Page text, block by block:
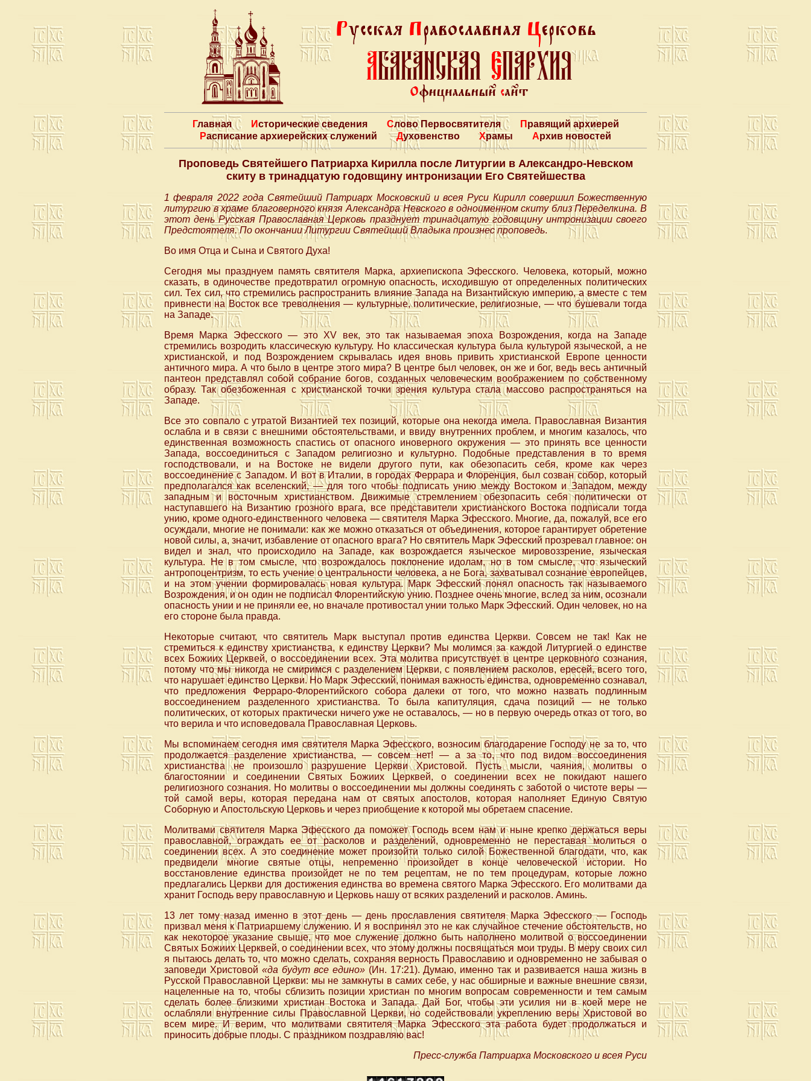
Главная Исторические сведения Слово Первосвятителя
Правящий архиерей
Расписание архиерейских служений
Духовенство Храмы Архив новостей
Проповедь Святейшего Патриарха Кирилла после Литургии в Александро-Невском
скиту в тринадцатую годовщину интронизации Его Святейшества
1 февраля 2022 года Святейший Патриарх Московский и всея Руси Кирилл совершил Божественную
литургию в храме благоверного князя Александра Невского в одноименном скиту близ Переделкина. В
этот день Русская Православная Церковь празднует тринадцатую годовщину интронизации своего
Предстоятеля. По окончании Литургии Святейший Владыка произнес проповедь.
Во имя Отца и Сына и Святого Духа!
Сегодня мы празднуем память святителя Марка, архиепископа Эфесского. Человека, который, можно
сказать, в одиночестве предотвратил огромную опасность, исходившую от определенных политических
сил. Тех сил, что стремились распространить влияние Запада на Византийскую империю, а вместе с тем
привнести на Восток все треволнения — культурные, политические, религиозные, — что бушевали тогда
на Западе.
Время Марка Эфесского — это XV век, это так называемая эпоха Возрождения, когда на Западе
стремились возродить классическую культуру. Но классическая культура была культурой языческой, а не
христианской, и под Возрождением скрывалась идея вновь привить христианской Европе ценности
античного мира. А что было в центре этого мира? В центре был человек, он же и бог, ведь весь античный
пантеон представлял собой собрание богов, созданных человеческим воображением по собственному
образу. Так обезбоженная с христианской точки зрения культура стала массово распространяться на
Западе.
Все это совпало с утратой Византией тех позиций, которые она некогда имела. Православная Византия
ослабла и в связи с внешними обстоятельствами, и ввиду внутренних проблем, и многим казалось, что
единственная возможность спастись от опасного иноверного окружения — это принять все ценности
Запада, воссоединиться с Западом религиозно и культурно. Подобные представления в то время
господствовали, и на Востоке не видели другого пути, как обезопасить себя, кроме как через
воссоединение с Западом. И вот в Италии, в городах Феррара и Флоренция, был созван собор, который
предполагался как вселенский, — для того чтобы подписать унию между Востоком и Западом, между
западным и восточным христианством. Движимые стремлением обезопасить себя политически от
наступавшего на Византию грозного врага, все представители христианского Востока подписали тогда
унию, кроме одного-единственного человека — святителя Марка Эфесского. Многие, да, пожалуй, все его
осуждали, многие не понимали: как же можно отказаться от объединения, которое гарантирует обретение
новой силы, а, значит, избавление от опасного врага? Но святитель Марк Эфесский прозревал главное: он
видел и знал, что происходило на Западе, как возрождается языческое мировоззрение, языческая
культура. Не в том смысле, что возрождалось поклонение идолам, но в том смысле, что языческий
антропоцентризм, то есть учение о центральности человека, а не Бога, захватывал сознание европейцев,
и на этом учении формировалась новая культура. Марк Эфесский понял опасность так называемого
Возрождения, и он один не подписал Флорентийскую унию. Позднее очень многие, вслед за ним, осознали
опасность унии и не приняли ее, но вначале противостал унии только Марк Эфесский. Один человек, но на
его стороне была правда.
Некоторые считают, что святитель Марк выступал против единства Церкви. Совсем не так! Как не
стремиться к единству христианства, к единству Церкви? Мы молимся за каждой Литургией о единстве
всех Божиих Церквей, о воссоединении всех. Эта молитва присутствует в центре церковного сознания,
потому что мы никогда не смиримся с разделением Церкви, с появлением расколов, ересей, всего того,
что нарушает единство Церкви. Но Марк Эфесский, понимая важность единства, одновременно сознавал,
что предложения Ферраро-Флорентийского собора далеки от того, что можно назвать подлинным
воссоединением разделенного христианства. То была капитуляция, сдача позиций — не только
политических, от которых практически ничего уже не оставалось, — но в первую очередь отказ от того, во
что верила и что исповедовала Православная Церковь.
Мы вспоминаем сегодня имя святителя Марка Эфесского, возносим благодарение Господу не за то, что
продолжается разделение христианства, — совсем нет! — а за то, что под видом воссоединения
христианства не произошло разрушение Церкви Христовой. Пусть мысли, чаяния, молитвы о
благостоянии и соединении Святых Божиих Церквей, о соединении всех не покидают нашего
религиозного сознания. Но молитвы о воссоединении мы должны соединять с заботой о чистоте веры —
той самой веры, которая передана нам от святых апостолов, которая наполняет Единую Святую
Соборную и Апостольскую Церковь и через приобщение к которой мы обретаем спасение.
Молитвами святителя Марка Эфесского да поможет Господь всем нам и ныне крепко держаться веры
православной, ограждать ее от расколов и разделений, одновременно не переставая молиться о
соединении всех. А это соединение может произойти только силой Божественной благодати, что, как
предвидели многие святые отцы, непременно произойдет в конце человеческой истории. Но
восстановление единства произойдет не по тем рецептам, не по тем процедурам, которые ложно
предлагались Церкви для достижения единства во времена святого Марка Эфесского. Его молитвами да
хранит Господь веру православную и Церковь нашу от всяких разделений и расколов. Аминь.
13 лет тому назад именно в этот день — день прославления святителя Марка Эфесского — Господь
призвал меня к Патриаршему служению. И я воспринял это не как случайное стечение обстоятельств, но
как некоторое указание свыше, что мое служение должно быть наполнено молитвой о воссоединении
Святых Божиих Церквей, о соединении всех, что этому должны посвящаться мои труды. В меру своих сил
я пытаюсь делать то, что можно сделать, сохраняя верность Православию и одновременно не забывая о
заповеди Христовой «да будут все едино»(Ин. 17:21). Думаю, именно так и развивается наша жизнь в
Русской Православной Церкви: мы не замкнуты в самих себе, у нас обширные и важные внешние связи,
нацеленные на то, чтобы сблизить позиции христиан по многим вопросам современности и тем самым
сделать более близкими христиан Востока и Запада. Дай Бог, чтобы эти усилия ни в коей мере не
ослабляли внутренние силы Православной Церкви, но содействовали укреплению веры Христовой во
всем мире. И верим, что молитвами святителя Марка Эфесского эта работа будет продолжаться и
приносить добрые плоды. С праздником поздравляю вас!
Пресс-служба Патриарха Московского и всея Руси